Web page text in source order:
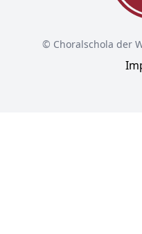
© Choralschola der